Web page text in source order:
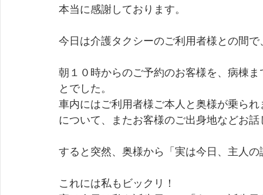
本当に感謝しております。
今日は介護タクシーのご利用者様との間
朝１０時からのご予約のお客様を、病棟
とでした。
車内にはご利用者様ご本人と奥様が乗ら
について、またお客様のご出身地などお
すると突然、奥様から「実は今日、主人
これには私もビックリ！